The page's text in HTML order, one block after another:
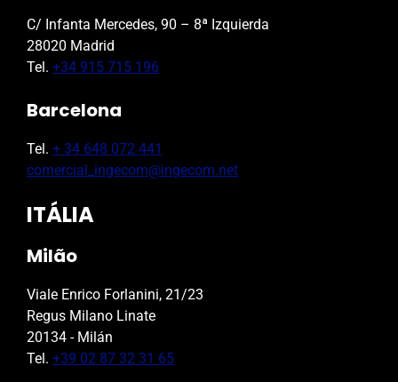
C/ Infanta Mercedes, 90 – 8ª Izquierda
28020 Madrid
Tel. +34 915 715 196
Barcelona
Tel. + 34 648 072 441
comercial_ingecom@ingecom.net
ITÁLIA
Milão
Viale Enrico Forlanini, 21/23
Regus Milano Linate
20134 - Milán
Tel. +39 02 87 32 31 65